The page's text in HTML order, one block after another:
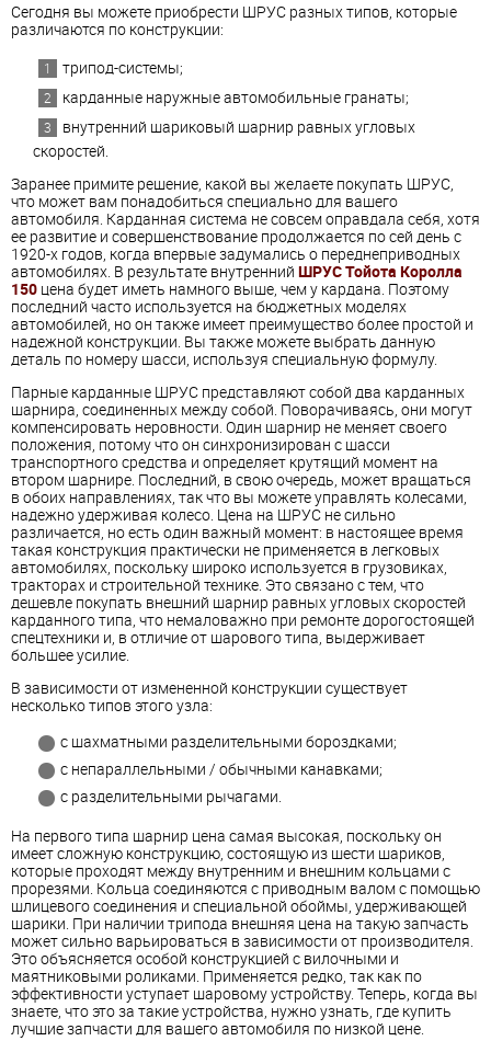
Сегодня вы можете приобрести ШРУС разных типов, которые
различаются по конструкции:
трипод-системы;
карданные наружные автомобильные гранаты;
внутренний шариковый шарнир равных угловых
скоростей.
Заранее примите решение, какой вы желаете покупать ШРУС,
что может вам понадобиться специально для вашего
автомобиля. Карданная система не совсем оправдала себя, хотя
ее развитие и совершенствование продолжается по сей день с
1920-х годов, когда впервые задумались о переднеприводных
автомобилях. В результате внутренний ШРУС Тойота Королла
150 цена будет иметь намного выше, чем у кардана. Поэтому
последний часто используется на бюджетных моделях
автомобилей, но он также имеет преимущество более простой и
надежной конструкции. Вы также можете выбрать данную
деталь по номеру шасси, используя специальную формулу.
Парные карданные ШРУС представляют собой два карданных
шарнира, соединенных между собой. Поворачиваясь, они могут
компенсировать неровности. Один шарнир не меняет своего
положения, потому что он синхронизирован с шасси
транспортного средства и определяет крутящий момент на
втором шарнире. Последний, в свою очередь, может вращаться
в обоих направлениях, так что вы можете управлять колесами,
надежно удерживая колесо. Цена на ШРУС не сильно
различается, но есть один важный момент: в настоящее время
такая конструкция практически не применяется в легковых
автомобилях, поскольку широко используется в грузовиках,
тракторах и строительной технике. Это связано с тем, что
дешевле покупать внешний шарнир равных угловых скоростей
карданного типа, что немаловажно при ремонте дорогостоящей
спецтехники и, в отличие от шарового типа, выдерживает
большее усилие.
В зависимости от измененной конструкции существует
несколько типов этого узла:
с шахматными разделительными бороздками;
с непараллельными / обычными канавками;
с разделительными рычагами.
На первого типа шарнир цена самая высокая, поскольку он
имеет сложную конструкцию, состоящую из шести шариков,
которые проходят между внутренним и внешним кольцами с
прорезями. Кольца соединяются с приводным валом с помощью
шлицевого соединения и специальной обоймы, удерживающей
шарики. При наличии трипода внешняя цена на такую запчасть
может сильно варьироваться в зависимости от производителя.
Это объясняется особой конструкцией с вилочными и
маятниковыми роликами. Применяется редко, так как по
эффективности уступает шаровому устройству. Теперь, когда вы
знаете, что это за такие устройства, нужно узнать, где купить
лучшие запчасти для вашего автомобиля по низкой цене.